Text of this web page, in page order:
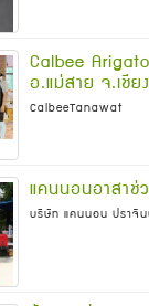
Calbee
อ.แม่สาย จ.เชีย
CalbeeTanawat
แคนนอนอาสาช่
บริษัท แคนนอน ปราจี